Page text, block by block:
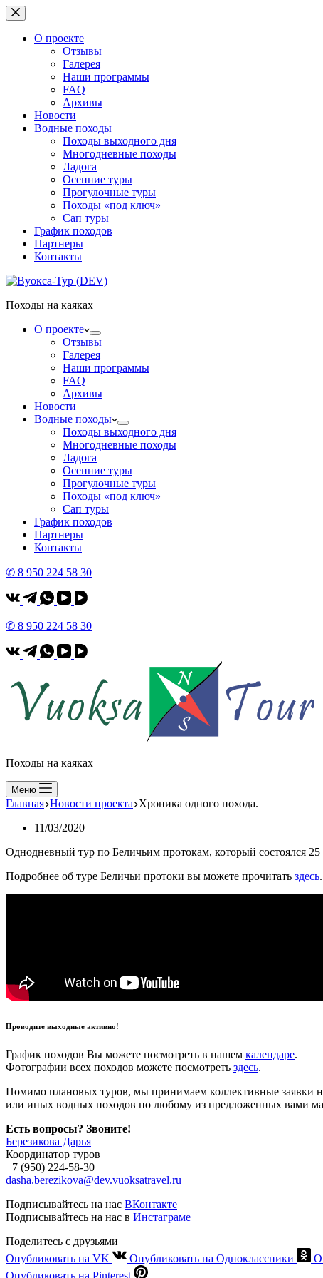
Перейти
к
сути
О проекте
Отзывы
Галерея
Наши программы
FAQ
Архивы
Новости
Водные походы
Походы выходного дня
Многодневные походы
Ладога
Осенние туры
Прогулочные туры
Походы «под ключ»
Сап туры
График походов
Партнеры
Контакты
Походы на каяках
О проекте
Отзывы
Галерея
Наши программы
FAQ
Архивы
Новости
Водные походы
Походы выходного дня
Многодневные походы
Ладога
Осенние туры
Прогулочные туры
Походы «под ключ»
Сап туры
График походов
Партнеры
Контакты
✆ 8 950 224 58 30
✆ 8 950 224 58 30
Походы на каяках
Меню
Главная Новости проекта Хроника одного похода.
11/03/2020
Однодневный тур по Беличьим протокам, который состоялся
Подробнее об туре Беличьи протоки вы можете прочитать здесь.
Проводите выходные активно!
График походов Вы можете посмотреть в нашем календаре.
Фотографии всех походов можете посмотреть здесь.
Помимо плановых туров, мы принимаем коллективные заявки
или иных водных походов по любому из предложенных вами
Есть вопросы? Звоните!
Березикова Дарья
Координатор туров
+7 (950) 224-58-30
dasha.berezikova@dev.vuoksatravel.ru
Подписывайтесь на нас ВКонтакте
Подписывайтесь на нас в Инстаграме
Поделитесь с друзьями
Опубликовать на VK
Опубликовать на Одноклассники
Опубликовать на Pinterest